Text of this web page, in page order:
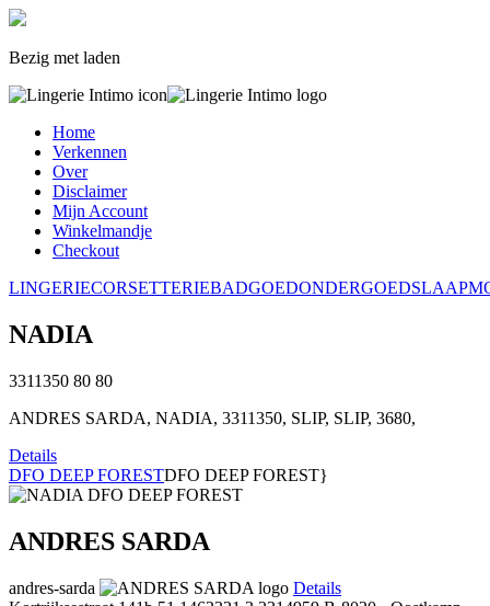
Bezig met laden
Home
Verkennen
Over
Disclaimer
Mijn Account
Winkelmandje
Checkout
LINGERIECORSETTERIEBADGOEDONDERGOED
NADIA
3311350 80 80
ANDRES SARDA, NADIA, 3311350, SLIP, SLIP, 3680,
Details
DFO DEEP FORESTDFO DEEP FOREST}
ANDRES SARDA
andres-sarda
Details